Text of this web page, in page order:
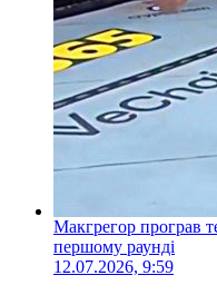
Макгрегор програв
першому раунді
12.07.2026, 9:59